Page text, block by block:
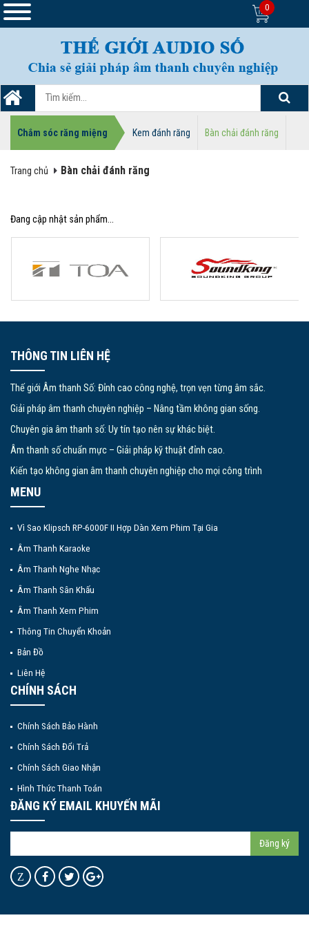
0
Chắm sóc răng miệng Kem đánh răng Bàn chải đánh răng
Trang chủ Bàn chải đánh răng
Đang cập nhật sản phẩm...
THÔNG TIN LIÊN HỆ
Thế giới Âm thanh Số: Đỉnh cao công nghệ, trọn vẹn từng âm sắc.
Giải pháp âm thanh chuyên nghiệp – Nâng tầm không gian sống.
Chuyên gia âm thanh số: Uy tín tạo nên sự khác biệt.
Âm thanh số chuẩn mực – Giải pháp kỹ thuật đỉnh cao.
Kiến tạo không gian âm thanh chuyên nghiệp cho mọi công trình
MENU
Vì Sao Klipsch RP-6000F II Hợp Dàn Xem Phim Tại Gia
Âm Thanh Karaoke
Âm Thanh Nghe Nhạc
Âm Thanh Sân Khấu
Âm Thanh Xem Phim
Thông Tin Chuyển Khoản
Bản Đồ
Liên Hệ
CHÍNH SÁCH
Chính Sách Bảo Hành
Chính Sách Đổi Trả
Chính Sách Giao Nhận
Hình Thức Thanh Toán
ĐĂNG KÝ EMAIL KHUYẾN MÃI
Đăng ký
Z